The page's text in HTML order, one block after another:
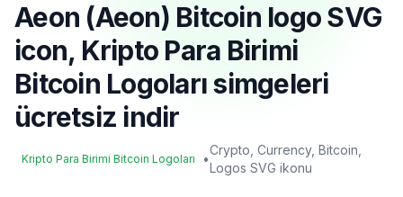
Aeon (Aeon) Bitcoin logo SVG
icon, Kripto Para Birimi
Bitcoin Logoları simgeleri
ücretsiz indir
Kripto Para Birimi Bitcoin Logoları •
Crypto, Currency, Bitcoin,
Logos SVG ikonu